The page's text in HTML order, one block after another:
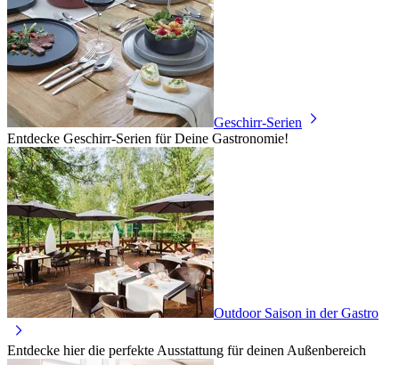
Geschirr-Serien
Entdecke Geschirr-Serien für Deine Gastronomie!
Outdoor Saison in der Gastro
Entdecke hier die perfekte Ausstattung für deinen Außenbereich